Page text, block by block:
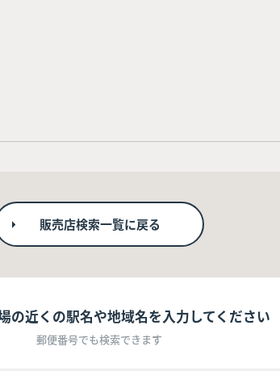
販売店検索一覧に戻る
の近くの駅名や地域名を入力してください
郵便番号でも検索できます